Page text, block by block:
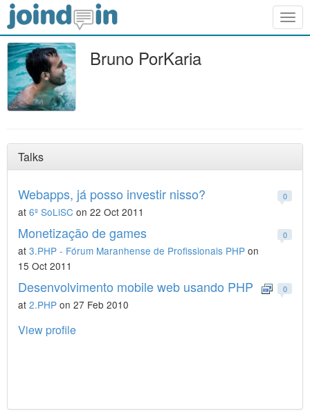
Bruno PorKaria
Talks
0
Webapps, já posso investir nisso?
at 6º SoLiSC on 22 Oct 2011
0
Monetização de games
at 3.PHP - Fórum Maranhense de Profissionais PHP on
15 Oct 2011
0
Desenvolvimento mobile web usando PHP
at 2.PHP on 27 Feb 2010
View profile